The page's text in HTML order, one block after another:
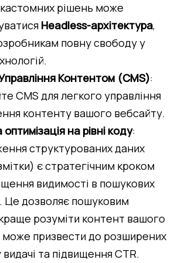
рішень може
Headless-архітектура,
повну свободу у
Контентом (CMS):
CMS для легкого управління
контенту вашого вебсайту.
на рівні коду:
структурованих даних
є стратегічним кроком
видимості в пошукових
Це дозволяє пошуковим
розуміти контент вашого
призвести до розширених
видачі та підвищення CTR.